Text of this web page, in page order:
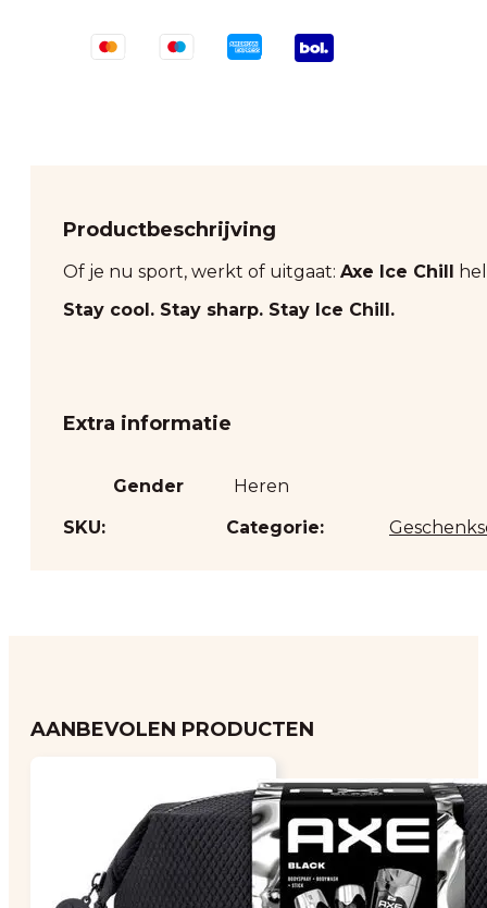
Productbeschrijving
Of je nu sport, werkt of uitgaat: Axe Ice Chill
Stay cool. Stay sharp. Stay Ice Chill.
Extra informatie
Gender
Heren
SKU:
Categorie:
AANBEVOLEN PRODUCTEN